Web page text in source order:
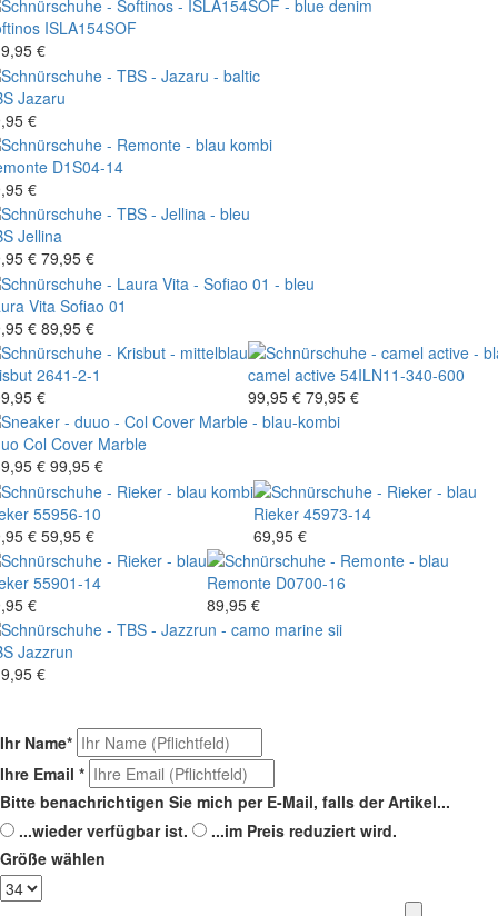
ISLA154SOF
€
Jazaru
€
D1S04-14
€
Jellina
€ 79,95 €
Vita Sofiao 01
€ 89,95 €
2641-2-1
€
camel active 54ILN11-340-600
99,95 € 79,95 €
Col Cover Marble
€ 99,95 €
55956-10
€ 59,95 €
Rieker 45973-14
69,95 €
55901-14
€
Remonte D0700-16
89,95 €
Jazzrun
€
Ihr Name*
Ihre Email *
Bitte benachrichtigen Sie mich per E-Mail, falls der Artikel...
...wieder verfügbar ist.
...im Preis reduziert wird.
Größe wählen